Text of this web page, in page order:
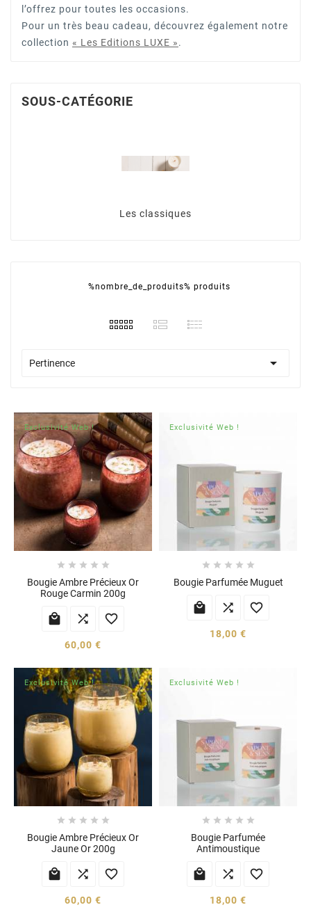
l’offrez pour toutes les occasions.
Pour un très beau cadeau, découvrez également notre
collection « Les Editions LUXE ».
SOUS-CATÉGORIE
Les classiques
%nombre_de_produits% produits
Pertinence 
Exclusivité Web !
    
Bougie Ambre Précieux Or
Rouge Carmin 200g
  
60,00 €
Exclusivité Web !
    
Bougie Parfumée Muguet
  
18,00 €
Exclusivité Web !
    
Bougie Ambre Précieux Or
Jaune Or 200g
  
60,00 €
Exclusivité Web !
    
Bougie Parfumée
Antimoustique
  
18,00 €